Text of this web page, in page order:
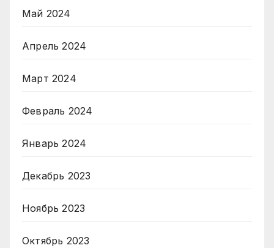
Май 2024
Апрель 2024
Март 2024
Февраль 2024
Январь 2024
Декабрь 2023
Ноябрь 2023
Октябрь 2023